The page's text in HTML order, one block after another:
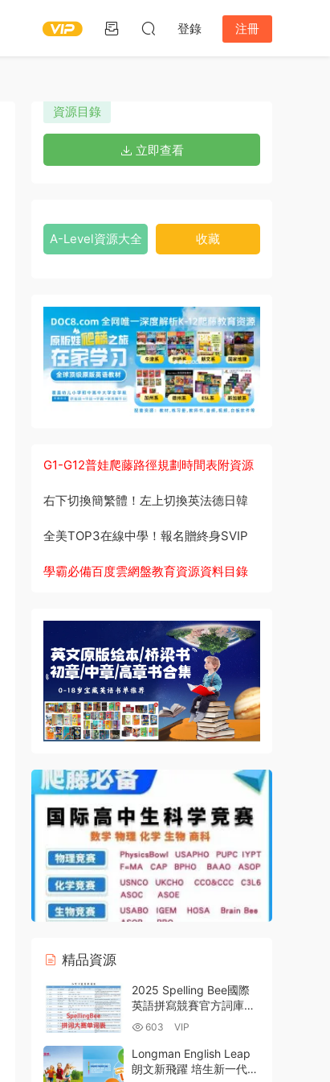
登錄 注冊
資源目錄
立即查看
A-Level資源大全 收藏
G1-G12普娃爬藤路徑規劃時間表附資源
右下切換簡繁體！左上切換英法德日韓
全美TOP3在線中學！報名贈終身SVIP
學霸必備百度雲網盤教育資源資料目錄
精品資源
2025 Spelling Bee國際
英語拼寫競賽官方詞庫
+分級詞彙+真題詳解
PDF電子版資源百度網盤
下載
603 VIP
Longman English Leap
朗文新飛躍 培生新一代少